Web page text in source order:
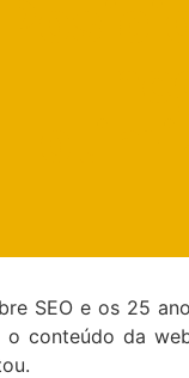
SEO e os 25
conteúdo da